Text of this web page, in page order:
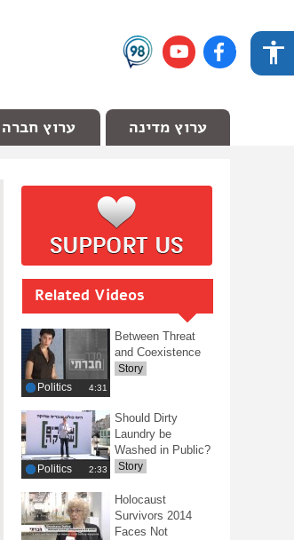
ערוץ מדינה ערוץ חברה
Related Videos
Politics ‎4:31
Between Threat
and Coexistence
Story
Politics ‎2:33
Should Dirty
Laundry be
Washed in Public?
Story
Holocaust
Survivors 2014
Faces Not